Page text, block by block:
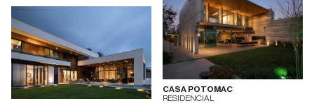
CASA POTOMAC
RESIDENCIAL